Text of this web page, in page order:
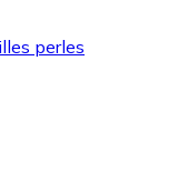
perles